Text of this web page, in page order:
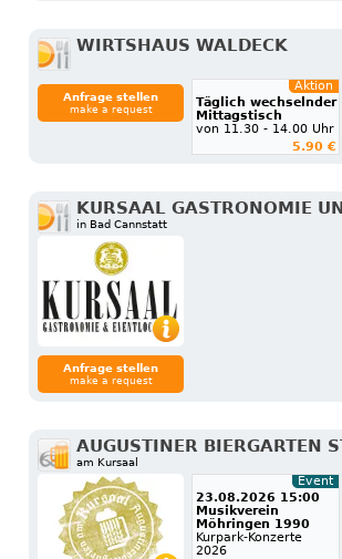
WIRTSHAUS WALDECK
Anfrage stellen
make a request
Aktion
Täglich wechselnder
Mittagstisch
von 11.30 - 14.00 Uhr
5.90 €
KURSAAL GASTRONOMIE
in Bad Cannstatt
Anfrage stellen
make a request
AUGUSTINER BIERGARTEN
am Kursaal
Event
23.08.2026 15:00
Musikverein
Möhringen 1990
Kurpark-Konzerte
2026